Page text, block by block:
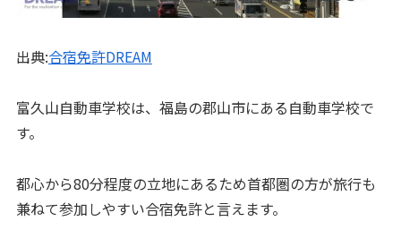
出典:合宿免許DREAM
富久山自動車学校は、福島の郡山市にある自動車学校で
す。
都心から80分程度の立地にあるため首都圏の方が旅行も
兼ねて参加しやすい合宿免許と言えます。